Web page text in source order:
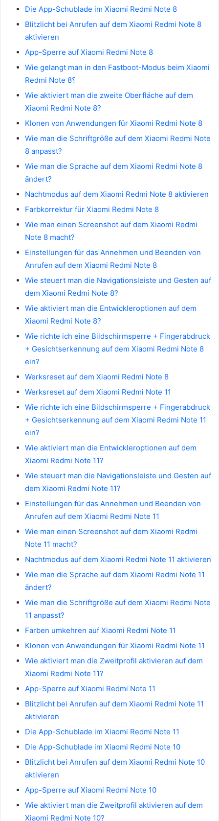
Die App-Schublade im Xiaomi Redmi Note 8
Blitzlicht bei Anrufen auf dem Xiaomi Redmi Note 8
aktivieren
App-Sperre auf Xiaomi Redmi Note 8
Wie gelangt man in den Fastboot-Modus beim Xiaomi
Redmi Note 8؟
Wie aktiviert man die zweite Oberfläche auf dem
Xiaomi Redmi Note 8?
Klonen von Anwendungen für Xiaomi Redmi Note 8
Wie man die Schriftgröße auf dem Xiaomi Redmi Note
8 anpasst?
Wie man die Sprache auf dem Xiaomi Redmi Note 8
ändert?
Nachtmodus auf dem Xiaomi Redmi Note 8 aktivieren
Farbkorrektur für Xiaomi Redmi Note 8
Wie man einen Screenshot auf dem Xiaomi Redmi
Note 8 macht?
Einstellungen für das Annehmen und Beenden von
Anrufen auf dem Xiaomi Redmi Note 8
Wie steuert man die Navigationsleiste und Gesten auf
dem Xiaomi Redmi Note 8?
Wie aktiviert man die Entwickleroptionen auf dem
Xiaomi Redmi Note 8?
Wie richte ich eine Bildschirmsperre + Fingerabdruck
+ Gesichtserkennung auf dem Xiaomi Redmi Note 8
ein?
Werksreset auf dem Xiaomi Redmi Note 8
Werksreset auf dem Xiaomi Redmi Note 11
Wie richte ich eine Bildschirmsperre + Fingerabdruck
+ Gesichtserkennung auf dem Xiaomi Redmi Note 11
ein?
Wie aktiviert man die Entwickleroptionen auf dem
Xiaomi Redmi Note 11?
Wie steuert man die Navigationsleiste und Gesten auf
dem Xiaomi Redmi Note 11?
Einstellungen für das Annehmen und Beenden von
Anrufen auf dem Xiaomi Redmi Note 11
Wie man einen Screenshot auf dem Xiaomi Redmi
Note 11 macht?
Nachtmodus auf dem Xiaomi Redmi Note 11 aktivieren
Wie man die Sprache auf dem Xiaomi Redmi Note 11
ändert?
Wie man die Schriftgröße auf dem Xiaomi Redmi Note
11 anpasst?
Farben umkehren auf Xiaomi Redmi Note 11
Klonen von Anwendungen für Xiaomi Redmi Note 11
Wie aktiviert man die Zweitprofil aktivieren auf dem
Xiaomi Redmi Note 11?
App-Sperre auf Xiaomi Redmi Note 11
Blitzlicht bei Anrufen auf dem Xiaomi Redmi Note 11
aktivieren
Die App-Schublade im Xiaomi Redmi Note 11
Die App-Schublade im Xiaomi Redmi Note 10
Blitzlicht bei Anrufen auf dem Xiaomi Redmi Note 10
aktivieren
App-Sperre auf Xiaomi Redmi Note 10
Wie aktiviert man die Zweitprofil aktivieren auf dem
Xiaomi Redmi Note 10?